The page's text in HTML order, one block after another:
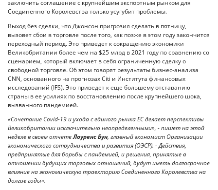
заключить соглашение с крупнейшим экспортным рынком для
Соединенного Королевства только усугубит проблемы.
Выход без сделки, что Джонсон пригрозил сделать в пятницу,
вызовет сбои в торговле после того, как позже в этом году закончится
переходный период. Это приведет к сокращению экономики
Великобритании более чем на $25 млрд в 2021 году по сравнению со
сценарием, который включает в себя ограниченную сделку о
свободной торговле. Об этом говорят результаты бизнес-анализа
CNN, основанного на прогнозах Citi и Института финансовых
исследований (IFS). Это приведет к еще большему отставанию
страны в ее усилиях по восстановлению после крупнейшего шока,
вызванного пандемией.
«Сочетание Covid-19 и ухода с единого рынка ЕС делает перспективы
Великобритании исключительно неопределенными», - пишет на этой
неделе в своем отчетеЛоуренс Бун, главный экономист Организации
экономического сотрудничества и развития (ОЭСР). - Действия,
предпринятые для борьбы с пандемией, и решения, принятые в
отношении будущих торговых отношений, будут иметь долгосрочное
влияние на экономическую траекторию Соединенного Королевства на
долгие годы».